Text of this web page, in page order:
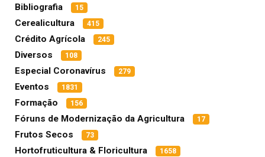
Bibliografia 15
Cerealicultura 415
Crédito Agrícola 245
Diversos 108
Especial Coronavírus 279
Eventos 1831
Formação 156
Fóruns de Modernização da Agricultura 17
Frutos Secos 73
Hortofruticultura & Floricultura 1658